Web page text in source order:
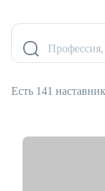
Есть 141